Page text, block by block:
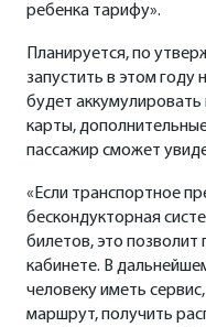
ребенка тарифу».
Планируется, по
запустить в этом
будет
карты,
пассажир сможет
«Если транспортное
бескондукторная
билетов, это позволит
кабинете. В
человеку иметь
маршрут, получить